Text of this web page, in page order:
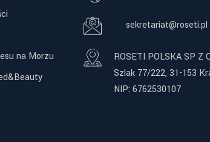
na Morzu
sekretariat@roseti.pl
ROSETI POLSKA SP Z
Szlak 77/222, 31-153
NIP: 6762530107